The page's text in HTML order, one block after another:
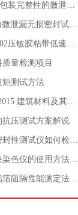
ASTM F2338包装完整性的微泄漏测试方法
MLT-V100(T)微泄漏无损密封试验仪的仪器介绍
GB/T4850-2002压敏胶粘带低速解卷强度的测定
量检测项目
矩测试方法
GB T 17146-2015 建筑材料及其制品水蒸气透过性能试验方法
压测试方案解说
真空衰减法密封性测试仪如何检测柔性包装密封性
牙科学牙磨块染色仪的使用方法和注意事项
药品包装用铝箔阻隔性能测定法-杯式法